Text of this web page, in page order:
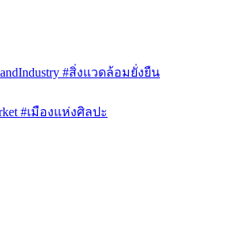
#สิ่งแวดล้อมยั่งยืน
#เมืองแห่งศิลปะ